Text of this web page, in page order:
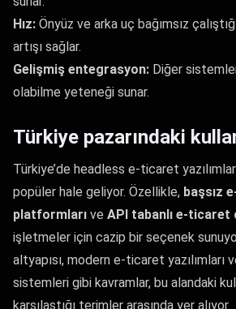
Hız: Önyüz ve arka uç bağımsız
artışı sağlar.
Gelişmiş entegrasyon: Diğer
olabilme yeteneği sunar.
Türkiye pazarındaki
Türkiye’de headless e-ticaret
popüler hale geliyor. Özellikle, başsız
platformları ve API tabanlı e-ticaret
işletmeler için cazip bir seçenek
altyapısı, modern e-ticaret yazılımları
sistemleri gibi kavramlar, bu alandaki
karşılaştığı terimler arasında yer alıyor.